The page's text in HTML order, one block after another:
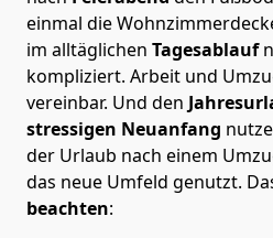
einmal die
im alltäglichen Tagesablauf
kompliziert. Arbeit und
vereinbar. Und den
stressigen Neuanfang
der Urlaub nach einem
das neue Umfeld genutzt.
beachten: